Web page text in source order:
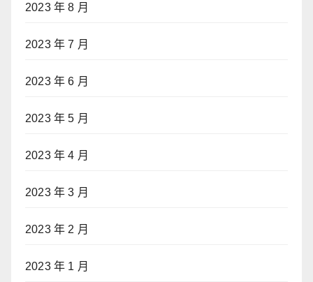
2023 年 8 月
2023 年 7 月
2023 年 6 月
2023 年 5 月
2023 年 4 月
2023 年 3 月
2023 年 2 月
2023 年 1 月